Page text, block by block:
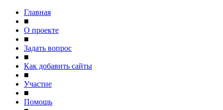
Главная
■
О проекте
■
Задать вопрос
■
Как добавить сайты
■
Участие
■
Помощь